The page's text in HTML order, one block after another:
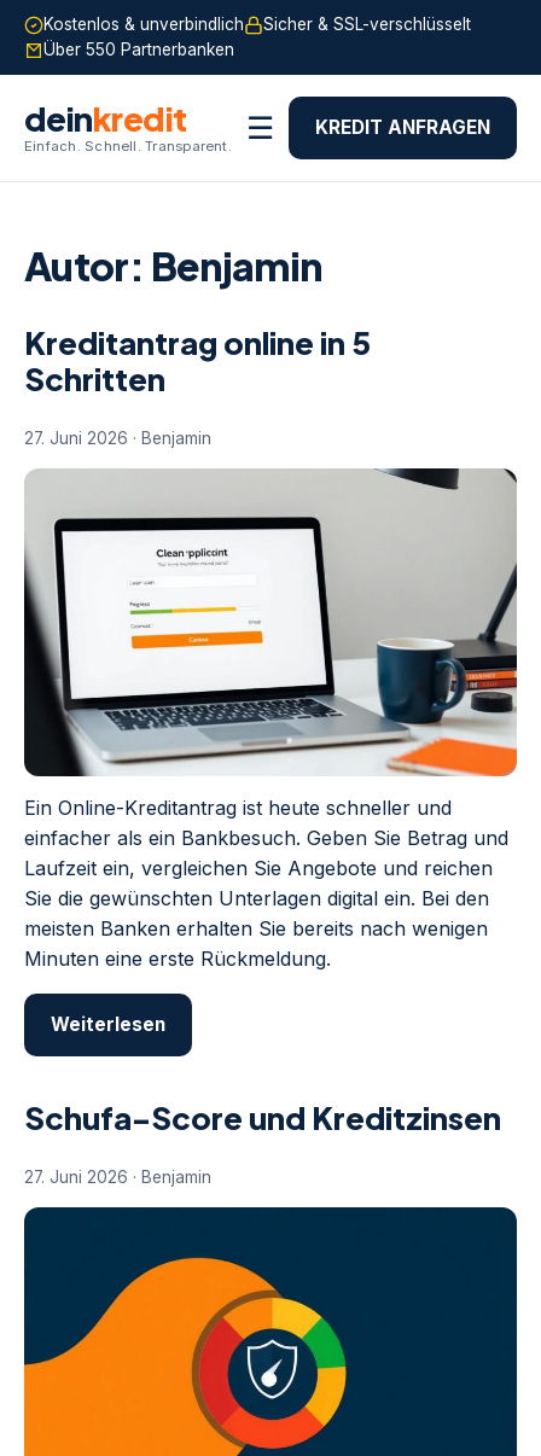
Kostenlos & unverbindlich
Sicher & SSL-verschlüsselt
Über 550 Partnerbanken
deinkredit
Einfach. Schnell. Transparent.
☰ KREDIT ANFRAGEN
Autor: Benjamin
Kreditantrag online in 5
Schritten
27. Juni 2026 · Benjamin
Ein Online-Kreditantrag ist heute schneller und
einfacher als ein Bankbesuch. Geben Sie Betrag und
Laufzeit ein, vergleichen Sie Angebote und reichen
Sie die gewünschten Unterlagen digital ein. Bei den
meisten Banken erhalten Sie bereits nach wenigen
Minuten eine erste Rückmeldung.
Weiterlesen
Schufa-Score und Kreditzinsen
27. Juni 2026 · Benjamin